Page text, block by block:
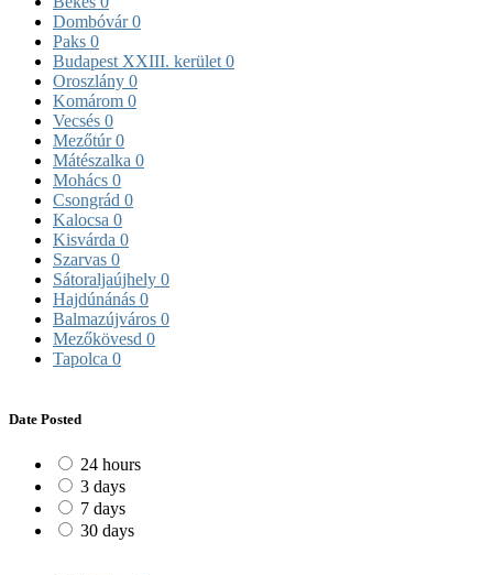
Dombóvár0
Paks 0
Budapest XXIII. kerület 0
Oroszlány 0
Komárom 0
Vecsés 0
Mezőtúr0
Mátészalka 0
Mohács 0
Csongrád 0
Kalocsa 0
Kisvárda 0
Szarvas 0
Sátoraljaújhely 0
Hajdúnánás 0
Balmazújváros 0
Mezőkövesd 0
Tapolca 0
Date Posted
24 hours
3 days
7 days
30 days